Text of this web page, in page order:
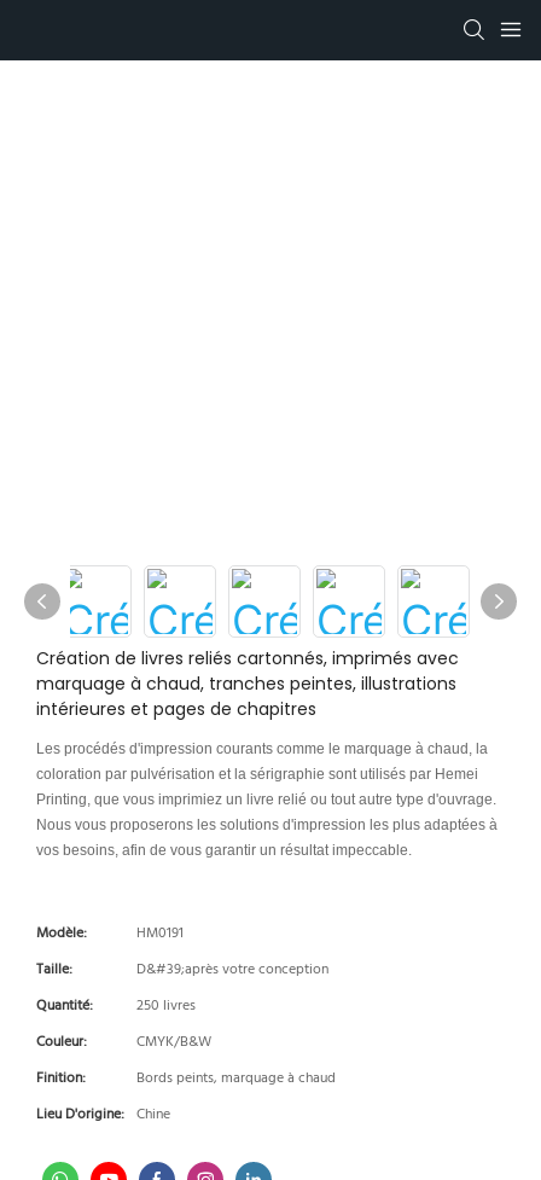
Création de livres reliés cartonnés, imprimés avec
marquage à chaud, tranches peintes, illustrations
intérieures et pages de chapitres
Les procédés d'impression courants comme le marquage à chaud, la
coloration par pulvérisation et la sérigraphie sont utilisés par Hemei
Printing, que vous imprimiez un livre relié ou tout autre type d'ouvrage.
Nous vous proposerons les solutions d'impression les plus adaptées à
vos besoins, afin de vous garantir un résultat impeccable.
Modèle:
HM0191
Taille:
D&#39;après votre conception
Quantité:
250 livres
Couleur:
CMYK/B&W
Finition:
Bords peints, marquage à chaud
Lieu D'origine: Chine